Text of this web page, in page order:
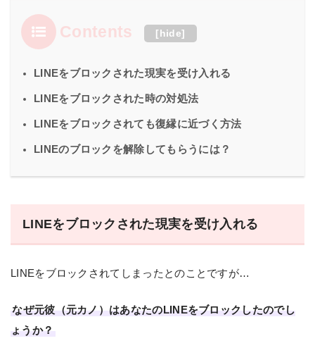
Contents [hide]
LINEをブロックされた現実を受け入れる
LINEをブロックされた時の対処法
LINEをブロックされても復縁に近づく方法
LINEのブロックを解除してもらうには？
LINEをブロックされた現実を受け入れる
LINEをブロックされてしまったとのことですが…
なぜ元彼（元カノ）はあなたのLINEをブロックしたのでし
ょうか？